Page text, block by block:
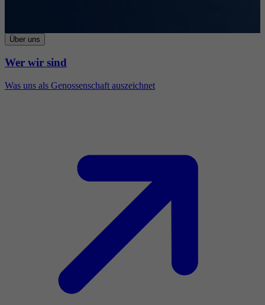
Über uns
Wer wir sind
Was uns als Genossenschaft auszeichnet